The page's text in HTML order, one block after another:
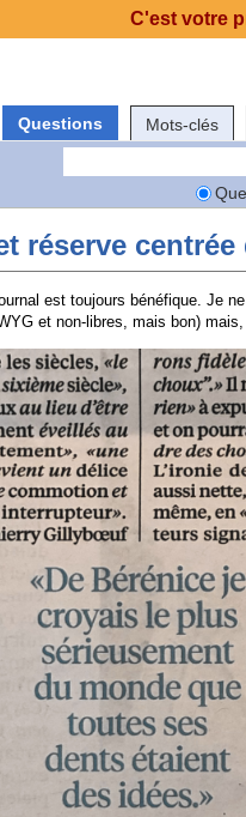
Questions Mots-clés
réserve centrée
est toujours bénéfique. Je
et non-libres, mais bon)
C'est votre